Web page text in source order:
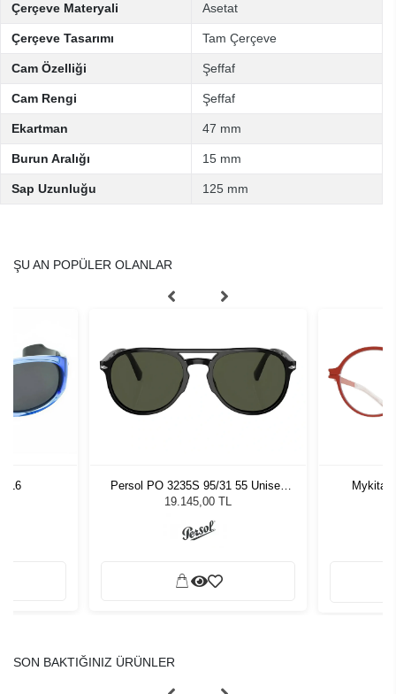
Çerçeve Materyali Asetat
Çerçeve Tasarımı Tam Çerçeve
Cam Özelliği Şeffaf
Cam Rengi Şeffaf
Ekartman 47 mm
Burun Aralığı 15 mm
Sap Uzunluğu 125 mm
ŞU AN POPÜLER OLANLAR
16
Persol PO 3235S 95/31 55 Unisex
Güneş Gözlüğü
19.145,00 TL
Mykita
SON BAKTIĞINIZ ÜRÜNLER